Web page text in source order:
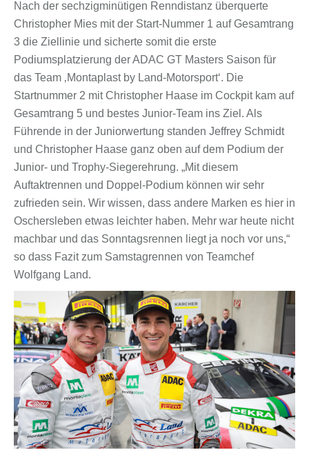
Nach der sechzigminütigen Renndistanz überquerte
Christopher Mies mit der Start-Nummer 1 auf Gesamtrang
3 die Ziellinie und sicherte somit die erste
Podiumsplatzierung der ADAC GT Masters Saison für
das Team ‚Montaplast by Land-Motorsport‘. Die
Startnummer 2 mit Christopher Haase im Cockpit kam auf
Gesamtrang 5 und bestes Junior-Team ins Ziel. Als
Führende in der Juniorwertung standen Jeffrey Schmidt
und Christopher Haase ganz oben auf dem Podium der
Junior- und Trophy-Siegerehrung. „Mit diesem
Auftaktrennen und Doppel-Podium können wir sehr
zufrieden sein. Wir wissen, dass andere Marken es hier in
Oschersleben etwas leichter haben. Mehr war heute nicht
machbar und das Sonntagsrennen liegt ja noch vor uns,“
so dass Fazit zum Samstagrennen von Teamchef
Wolfgang Land.